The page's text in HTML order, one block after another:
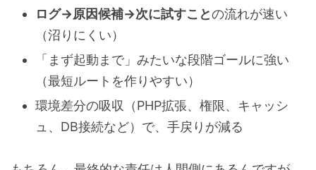
ログ→原因候補→次に試すことの流れが速い
（沼りにくい）
「まず起動まで」みたいな段階ゴールに強い
（最短ルートを作りやすい）
環境差分の吸収（PHP拡張、権限、キャッシ
ュ、DB接続など）で、手戻りが減る